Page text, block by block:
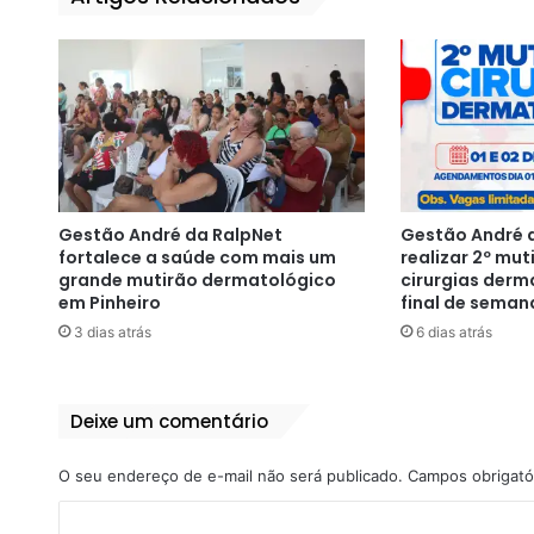
Gestão André da RalpNet
fortalece a saúde com mais um
grande mutirão dermatológico
em Pinheiro
3 dias atrás
Gestão André
realizar 2º
cirurgias
final de
6 dias atrás
Deixe um comentário
O seu endereço de e-mail não será publicado. Campos